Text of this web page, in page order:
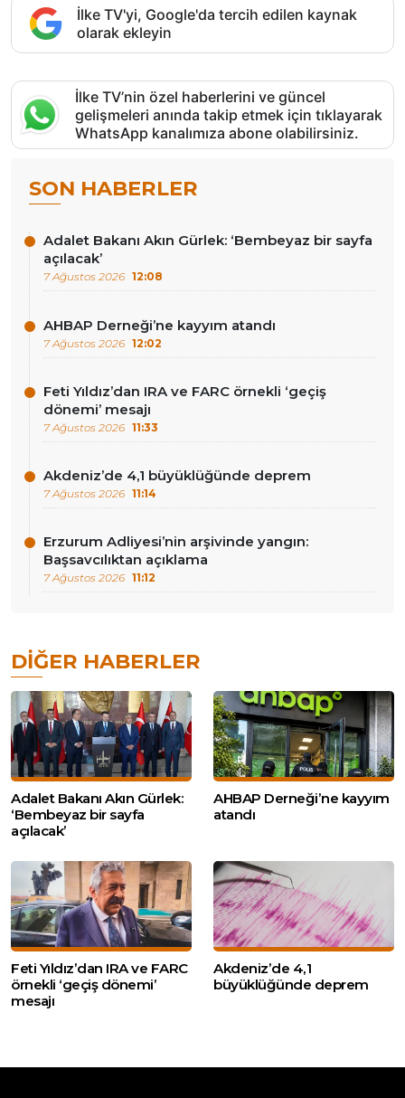
İlke TV'yi, Google'da tercih edilen kaynak
olarak ekleyin
İlke TV’nin özel haberlerini ve güncel
gelişmeleri anında takip etmek için tıklayarak
WhatsApp kanalımıza abone olabilirsiniz.
SON HABERLER
Adalet Bakanı Akın Gürlek: ‘Bembeyaz bir sayfa
açılacak’
7 Ağustos 2026 12:08
AHBAP Derneği’ne kayyım atandı
7 Ağustos 2026 12:02
Feti Yıldız’dan IRA ve FARC örnekli ‘geçiş
dönemi’ mesajı
7 Ağustos 2026 11:33
Akdeniz’de 4,1 büyüklüğünde deprem
7 Ağustos 2026 11:14
Erzurum Adliyesi’nin arşivinde yangın:
Başsavcılıktan açıklama
7 Ağustos 2026 11:12
DIĞER HABERLER
Adalet Bakanı Akın Gürlek:
‘Bembeyaz bir sayfa
açılacak’
AHBAP Derneği’ne kayyım
atandı
Feti Yıldız’dan IRA ve FARC
örnekli ‘geçiş dönemi’
mesajı
Akdeniz’de 4,1
büyüklüğünde deprem